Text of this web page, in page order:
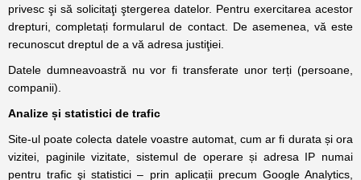
privesc şi să solicitaţi ştergerea datelor. Pentru exercitarea acestor
drepturi, completați formularul de contact. De asemenea, vă este
recunoscut dreptul de a vă adresa justiţiei.
Datele dumneavoastră nu vor fi transferate unor terți (persoane,
companii).
Analize și statistici de trafic
Site-ul poate colecta datele voastre automat, cum ar fi durata și ora
vizitei, paginile vizitate, sistemul de operare și adresa IP numai
pentru trafic şi statistici – prin aplicații precum Google Analytics,